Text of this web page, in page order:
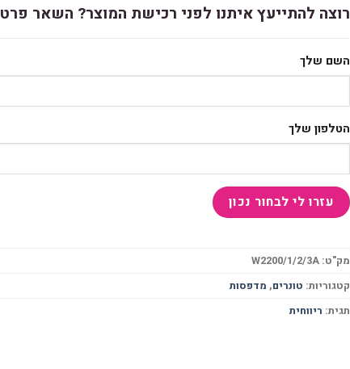
רוצה להתייעץ איתנו לפני רכישת המוצר? השאר
השם שלך
הטלפון שלך
מק"ט: W2200/1/2/3A
קטגוריות: טונרים, מדפסות
תגית: ריווחית